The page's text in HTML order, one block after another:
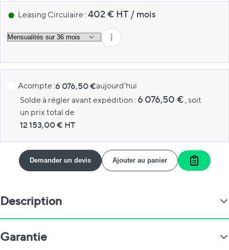
Leasing Circulaire :402 € HT / mois
Acompte :6 076,50 €aujourd'hui
Solde à régler avant expédition : 6 076,50 € , soit
un prix total de
12 153,00€ HT
Demander un devis Ajouter au panier
Ajouter
Description
Garantie